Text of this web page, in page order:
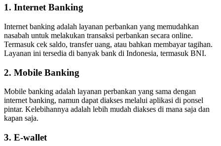
1. Internet Banking
Internet banking adalah layanan perbankan yang memudahkan
nasabah untuk melakukan transaksi perbankan secara online.
Termasuk cek saldo, transfer uang, atau bahkan membayar tagihan.
Layanan ini tersedia di banyak bank di Indonesia, termasuk BNI.
2. Mobile Banking
Mobile banking adalah layanan perbankan yang sama dengan
internet banking, namun dapat diakses melalui aplikasi di ponsel
pintar. Kelebihannya adalah lebih mudah diakses di mana saja dan
kapan saja.
3. E-wallet